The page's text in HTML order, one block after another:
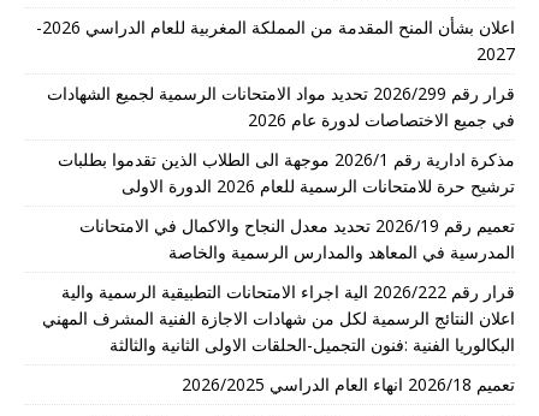
اعلان بشأن المنح المقدمة من المملكة المغربية للعام الدراسي 2026-
2027
قرار رقم 2026/299 تحديد مواد الامتحانات الرسمية لجميع الشهادات
في جميع الاختصاصات لدورة عام 2026
مذكرة ادارية رقم 2026/1 موجهة الى الطلاب الذين تقدموا بطلبات
ترشيح حرة للامتحانات الرسمية للعام 2026 الدورة الاولى
تعميم رقم 2026/19 تحديد معدل النجاح والاكمال في الامتحانات
المدرسية في المعاهد والمدارس الرسمية والخاصة
قرار رقم 2026/222 الية اجراء الامتحانات التطبيقية الرسمية والية
اعلان النتائج الرسمية لكل من شهادات الاجازة الفنية المشرف المهني
البكالوريا الفنية :فنون التجميل-الحلقات الاولى الثانية والثالثة
تعميم 2026/18 انهاء العام الدراسي 2026/2025